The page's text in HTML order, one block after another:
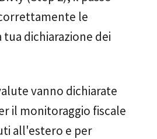
le
dichiarazione dei
vanno dichiarate
il monitoraggio fiscale
all'estero e per